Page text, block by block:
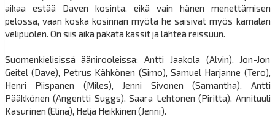
aikaa estää Daven kosinta, eikä vain hänen menettämisen
pelossa, vaan koska kosinnan myötä he saisivat myös kamalan
velipuolen. On siis aika pakata kassit ja lähteä reissuun.
Suomenkielisissä äänirooleissa: Antti Jaakola (Alvin), Jon-Jon
Geitel (Dave), Petrus Kähkönen (Simo), Samuel Harjanne (Tero),
Henri Piispanen (Miles), Jenni Sivonen (Samantha), Antti
Pääkkönen (Angentti Suggs), Saara Lehtonen (Piritta), Annituuli
Kasurinen (Elina), Heljä Heikkinen (Jenni).